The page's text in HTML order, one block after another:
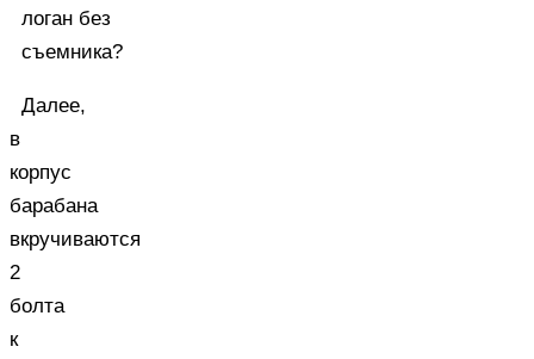
Далее,
в
корпус
барабана
вкручиваются
2
болта
к